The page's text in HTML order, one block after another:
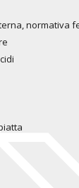
normativa